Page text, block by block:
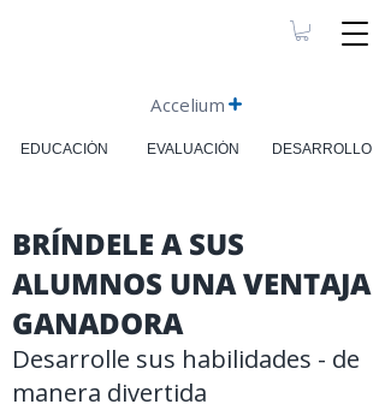
EDUCACIÓN EVALUACIÓN DESARROLLO
Accelium
​BRÍNDELE A SUS
ALUMNOS UNA VENTAJA
GANADORA
Desarrolle sus habilidades - de
manera divertida